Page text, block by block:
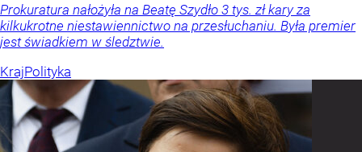
Prokuratura nałożyła na Beatę Szydło 3 tys. zł kary za
kilkukrotne niestawiennictwo na przesłuchaniu. Była premier
jest świadkiem w śledztwie.
KrajPolityka